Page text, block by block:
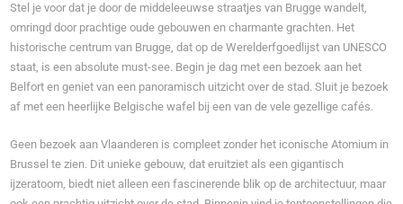
Stel je voor dat je door de middeleeuwse straatjes van Brugge wandelt,
omringd door prachtige oude gebouwen en charmante grachten. Het
historische centrum van Brugge, dat op de Werelderfgoedlijst van UNESCO
staat, is een absolute must-see. Begin je dag met een bezoek aan het
Belfort en geniet van een panoramisch uitzicht over de stad. Sluit je bezoek
af met een heerlijke Belgische wafel bij een van de vele gezellige cafés.
Geen bezoek aan Vlaanderen is compleet zonder het iconische Atomium in
Brussel te zien. Dit unieke gebouw, dat eruitziet als een gigantisch
ijzeratoom, biedt niet alleen een fascinerende blik op de architectuur, maar